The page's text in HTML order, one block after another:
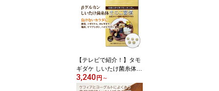
リジナルケフィア酪酸菌
V.D12包入 | 乳酸菌 善玉
菌 酵母 ケフィアヨーグ
ルト ヨーグルト 手作り
ヨーグルト 健康 健康食
牛乳 豆乳
【テレビで紹介！】タモ
ギダケ しいたけ菌糸体
アガリクス きのこ習慣(1
ヶ月分)| 6種のきのこ ま
3,240 円 ～